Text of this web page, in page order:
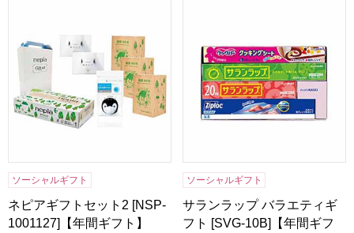
ソーシャルギフト
ネピアギフトセット2 [NSP-
1001127]【年間ギフト】
ソーシャルギフト
サランラップ バラエティギ
フト [SVG-10B]【年間ギフ